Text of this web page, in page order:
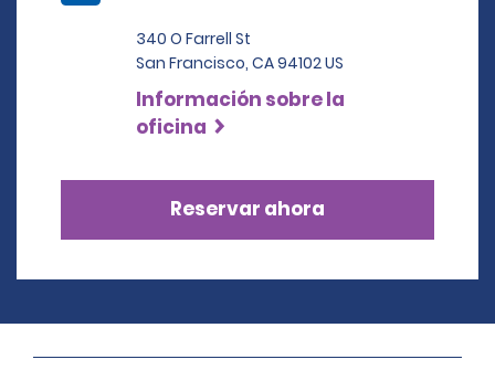
340 O Farrell St
San Francisco, CA 94102 US
Información sobre la
oficina
Reservar ahora